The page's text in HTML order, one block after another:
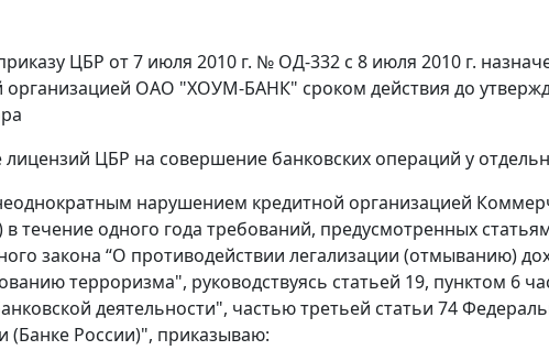
ЦБР от 7 июля 2010 г. № ОД-332 с 8 июля 2010 г.
организацией ОАО "ХОУМ-БАНК" сроком действия до
ЦБР на совершение банковских операций у
нарушением кредитной организацией
течение одного года требований, предусмотренных
закона “О противодействии легализации (отмыванию)
терроризма", руководствуясь статьей 19, пунктом 6
деятельности", частью третьей статьи 74
(Банке России)", приказываю: